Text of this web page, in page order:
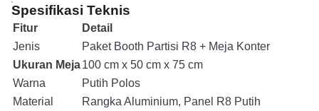
Spesifikasi Teknis
Fitur
Detail
Jenis
Paket Booth Partisi R8 + Meja Konter
Ukuran Meja100 cm x 50 cm x 75 cm
Warna
Putih Polos
Material
Rangka Aluminium, Panel R8 Putih